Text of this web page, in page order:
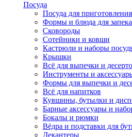
Посуда
Посуда для приготовления
Формы и блюда для
Сковороды
Сотейники и ковши
Кастрюли и наборы
Крышки
Всё для выпечки и
Инструменты и
Формы для выпечки и
Всё для напитков
Кувшины, бутылки и
Барные аксессуары и
Бокалы и рюмки
Вёдра и подставки для
Декантеры